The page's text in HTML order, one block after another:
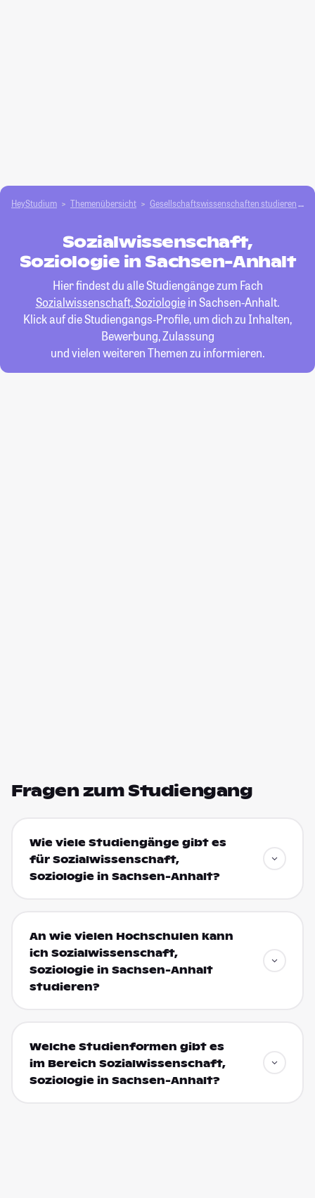
HeyStudium Themenübersicht Gesellschafts­­wissenschaften studieren
Sozialwissenschaft,
Soziologie in Sachsen-Anhalt
Hier findest du alle Studiengänge zum Fach
Sozialwissenschaft, Soziologiein Sachsen-Anhalt.
Klick auf die Studiengangs-Profile, um dich zu Inhalten,
Bewerbung, Zulassung
und vielen weiteren Themen zu informieren.
Fragen zum Studiengang
Wie viele Studiengänge gibt es
für Sozialwissenschaft,
Soziologie in Sachsen-Anhalt?
An wie vielen Hochschulen kann
ich Sozialwissenschaft,
Soziologie in Sachsen-Anhalt
studieren?
Welche Studienformen gibt es
im Bereich Sozialwissenschaft,
Soziologie in Sachsen-Anhalt?